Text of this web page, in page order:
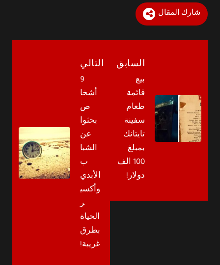
شارك المقال
السابق
بيع
قائمة
طعام
سفينة
تايتانك
بمبلغ
100 الف
دولار!
التالي
9
أشخا
ص
بحثوا
عن
الشبا
ب
الأبدي
وأكسي
ر
الحياة
بطرق
غريبة!